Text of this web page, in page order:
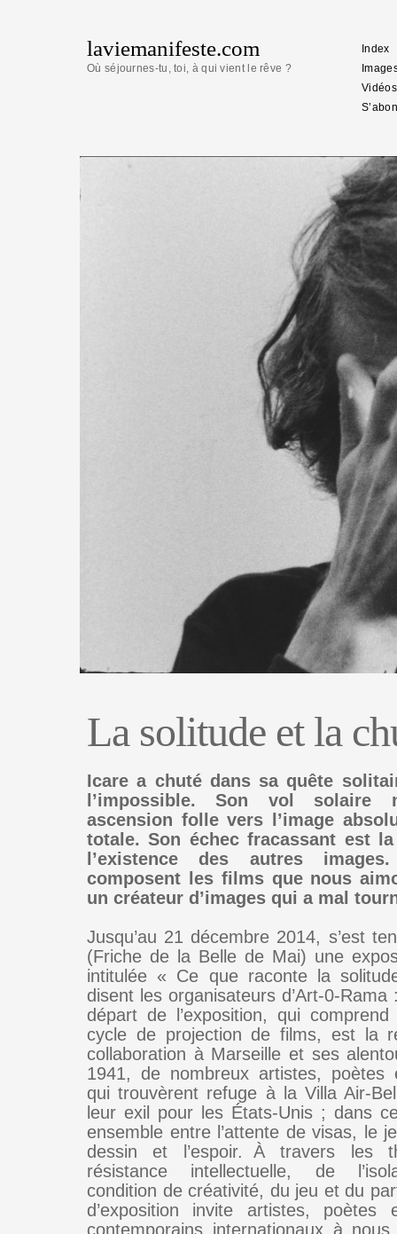
laviemanifeste.com
Où séjournes-tu, toi, à qui vient le rêve ?
Index
Vidéos
La solitude et la
Icare a chuté dans sa quête
l’impossible. Son vol solaire
ascension folle vers l’image
totale. Son échec fracassant est
l’existence des autres
composent les films que nous
un créateur d’images qui a mal
Jusqu’au 21 décembre 2014, s’est
(Friche de la Belle de Mai) une
intitulée « Ce que raconte la
disent les organisateurs d’Art-0-
départ de l’exposition, qui
cycle de projection de films, est la
collaboration à Marseille et ses
1941, de nombreux artistes, poètes
qui trouvèrent refuge à la Villa Air-
leur exil pour les États-Unis ; dans
ensemble entre l’attente de visas, le
dessin et l’espoir. À travers les
résistance intellectuelle, de
condition de créativité, du jeu et du
d’exposition invite artistes, poètes
contemporains internationaux à